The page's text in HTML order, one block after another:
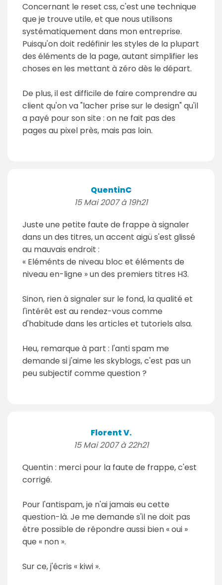
Concernant le reset css, c'est une technique
que je trouve utile, et que nous utilisons
systématiquement dans mon entreprise.
Puisqu'on doit redéfinir les styles de la plupart
des éléments de la page, autant simplifier les
choses en les mettant à zéro dès le départ.
De plus, il est difficile de faire comprendre au
client qu'on va "lacher prise sur le design" qu'il
a payé pour son site : on ne fait pas des
pages au pixel près, mais pas loin.
QuentinC
15 Mai 2007 à 19h21
Juste une petite faute de frappe à signaler
dans un des titres, un accent aigü s'est glissé
au mauvais endroit :
« Eléménts de niveau bloc et éléments de
niveau en-ligne » un des premiers titres H3.
Sinon, rien à signaler sur le fond, la qualité et
l'intérêt est au rendez-vous comme
d'habitude dans les articles et tutoriels alsa.
Heu, remarque à part : l'anti spam me
demande si j'aime les skyblogs, c'est pas un
peu subjectif comme question ?
Florent V.
15 Mai 2007 à 22h21
Quentin : merci pour la faute de frappe, c'est
corrigé.
Pour l'antispam, je n'ai jamais eu cette
question-là. Je me demande s'il ne doit pas
être possible de répondre aussi bien « oui »
que « non ».
Sur ce, j'écris « kiwi ».